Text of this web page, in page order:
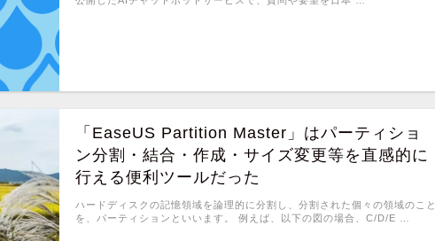
「EaseUS Partition Master」はパーティショ
ン分割・結合・作成・サイズ変更等を直感的に
行える便利ツールだった
ハードディスクの記憶領域を論理的に分割し、分割された個々の領域のこと
を、パーティションといいます。 例えば、以下の図の場合、C/D/E …